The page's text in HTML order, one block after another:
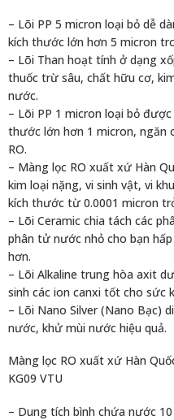
– Lõi PP 5 micron loại bỏ dễ
kích thước lớn hơn 5 micron
– Lõi Than hoạt tính ở dạng
thuốc trừ sâu, chất hữu cơ,
nước.
– Lõi PP 1 micron loại bỏ
thước lớn hơn 1 micron, ngăn
RO.
– Màng lọc RO xuất xứ Hàn
kim loại nặng, vi sinh vật, vi
kích thước từ 0.0001 micron
– Lõi Ceramic chia tách các
phân tử nước nhỏ cho bạn
hơn.
– Lõi Alkaline trung hòa axit
sinh các ion canxi tốt cho sức
– Lõi Nano Silver (Nano Bạc)
nước, khử mùi nước hiệu quả.
Màng lọc RO xuất xứ Hàn
KG09 VTU
– Dung tích bình chứa nước